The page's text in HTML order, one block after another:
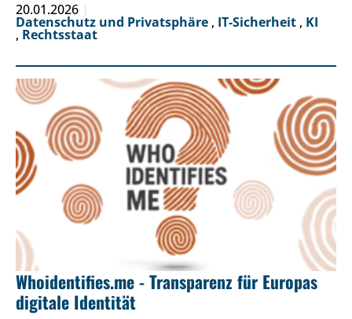
20.01.2026
Datenschutz und Privatsphäre , IT-Sicherheit , KI
, Rechtsstaat
Whoidentifies.me - Transparenz für Europas
digitale Identität